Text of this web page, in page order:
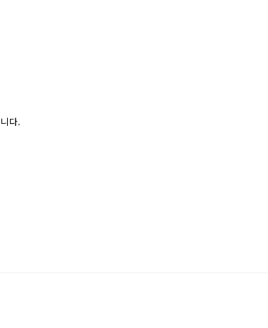
다.